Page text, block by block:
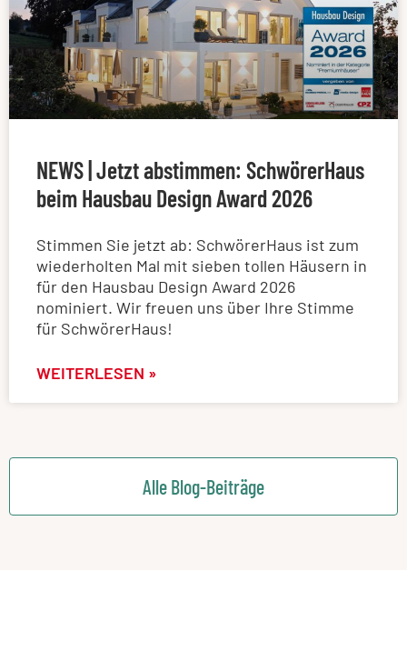
NEWS | Jetzt abstimmen: SchwörerHaus
beim Hausbau Design Award 2026
Stimmen Sie jetzt ab: SchwörerHaus ist zum
wiederholten Mal mit sieben tollen Häusern in
für den Hausbau Design Award 2026
nominiert. Wir freuen uns über Ihre Stimme
für SchwörerHaus!
WEITERLESEN »
Alle Blog-Beiträge